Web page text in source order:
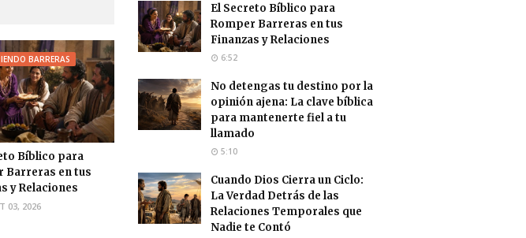
BARRERAS
Bíblico para
Barreras en tus
y Relaciones
03, 2026
El Secreto Bíblico para
Romper Barreras en tus
Finanzas y Relaciones
6:52
No detengas tu destino por la
opinión ajena: La clave bíblica
para mantenerte fiel a tu
llamado
5:10
Cuando Dios Cierra un Ciclo:
La Verdad Detrás de las
Relaciones Temporales que
Nadie te Contó